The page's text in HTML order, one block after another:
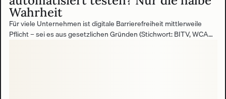
Wahrheit
Für viele Unternehmen ist digitale Barrierefreiheit mittlerweile
Pflicht – sei es aus gesetzlichen Gründen (Stichwort: BITV, WCAG,